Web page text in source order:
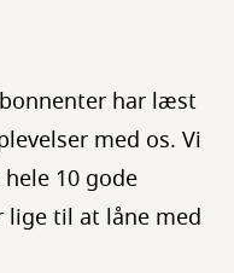
har læst
med os. Vi
10 gode
lige til at låne med